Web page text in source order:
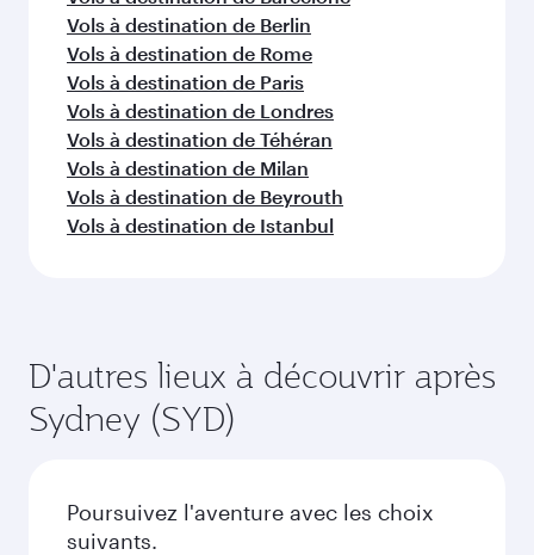
Vols à destination de Berlin
Vols à destination de Rome
Vols à destination de Paris
Vols à destination de Londres
Vols à destination de Téhéran
Vols à destination de Milan
Vols à destination de Beyrouth
Vols à destination de Istanbul
D'autres lieux à découvrir après
Sydney (SYD)
Poursuivez l'aventure avec les choix
suivants.